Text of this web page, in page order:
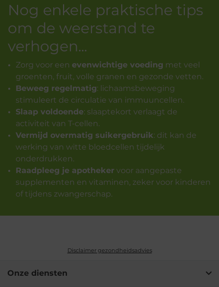
Nog enkele praktische tips
om de weerstand te
verhogen...
Zorg voor een evenwichtige voeding met veel
groenten, fruit, volle granen en gezonde vetten.
Beweeg regelmatig: lichaamsbeweging
stimuleert de circulatie van immuuncellen.
Slaap voldoende: slaaptekort verlaagt de
activiteit van T-cellen.
Vermijd overmatig suikergebruik: dit kan de
werking van witte bloedcellen tijdelijk
onderdrukken.
Raadpleeg je apotheker voor aangepaste
supplementen en vitaminen, zeker voor kinderen
of tijdens zwangerschap.
Disclaimer gezondheidsadvies
Onze diensten